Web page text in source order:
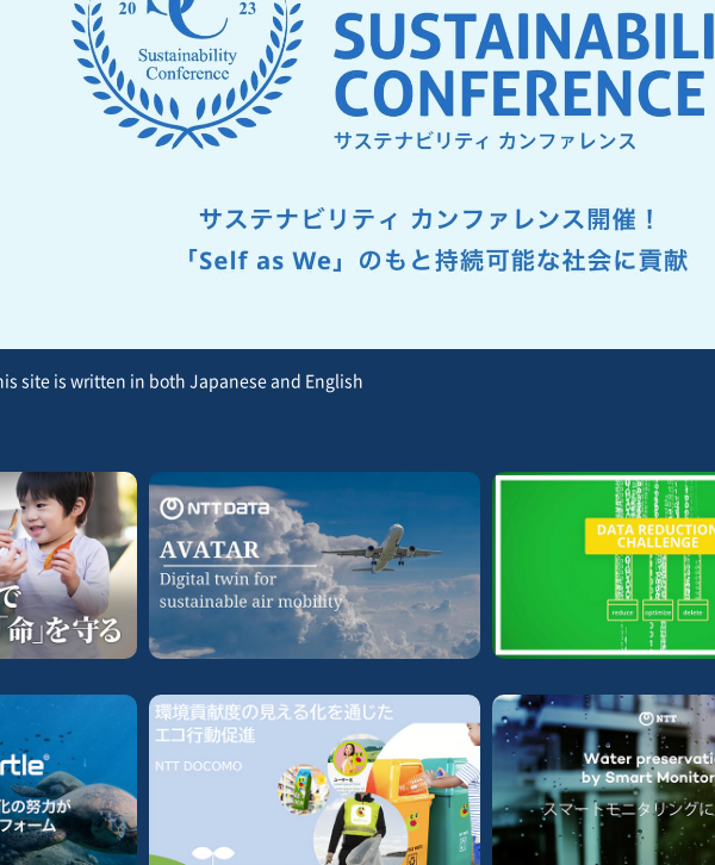
site is written in both Japanese and English